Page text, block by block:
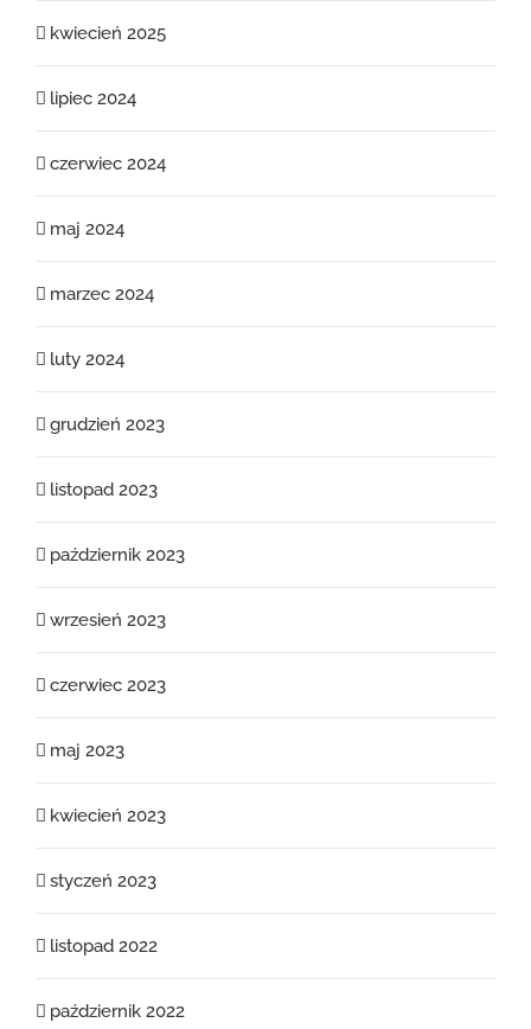
kwiecień 2025
lipiec 2024
czerwiec 2024
maj 2024
marzec 2024
luty 2024
grudzień 2023
listopad 2023
październik 2023
wrzesień 2023
czerwiec 2023
maj 2023
kwiecień 2023
styczeń 2023
listopad 2022
październik 2022